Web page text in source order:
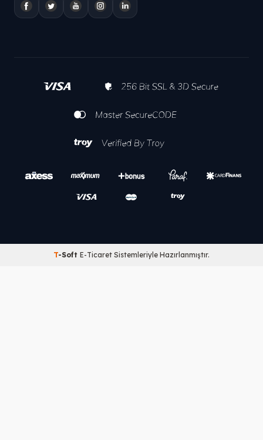
T-Soft E-Ticaret Sistemleriyle Hazırlanmıştır.